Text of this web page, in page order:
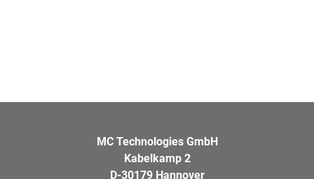
MC Technologies GmbH
Kabelkamp 2
D-30179 Hannover